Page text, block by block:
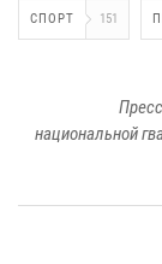
СПОРТ 151
национальной